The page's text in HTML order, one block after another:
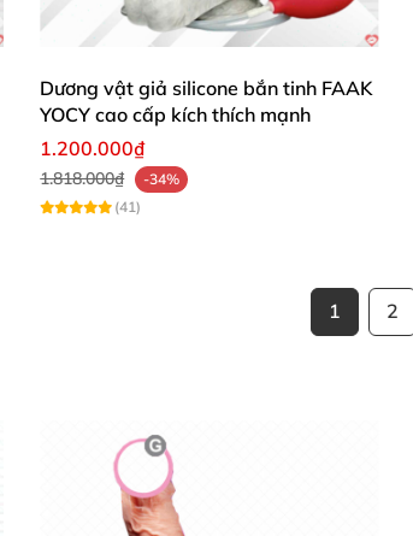
Dương vật giả silicone bắn tinh FAAK
YOCY cao cấp kích thích mạnh
1.200.000₫
1.818.000₫
-34%
(41)
1 2